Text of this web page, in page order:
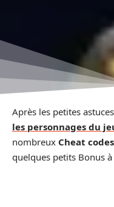
Après les petites
les personnages du
nombreux Cheat
quelques petits Bonus